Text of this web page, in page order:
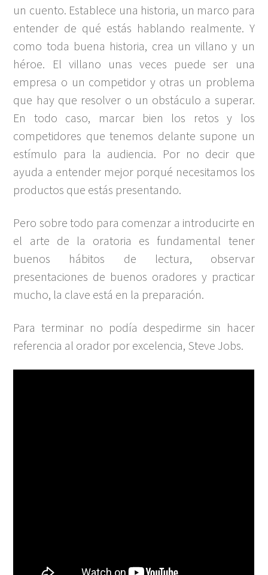
un cuento. Establece una historia, un marco para
entender de qué estás hablando realmente. Y
como toda buena historia, crea un villano y un
héroe. El villano unas veces puede ser una
empresa o un competidor y otras un problema
que hay que resolver o un obstáculo a superar.
En todo caso, marcar bien los retos y los
competidores que tenemos delante supone un
estímulo para la audiencia. Por no decir que
ayuda a entender mejor porqué necesitamos los
productos que estás presentando.
Pero sobre todo para comenzar a introducirte en
el arte de la oratoria es fundamental tener
buenos hábitos de lectura, observar
presentaciones de buenos oradores y practicar
mucho, la clave está en la preparación.
Para terminar no podía despedirme sin hacer
referencia al orador por excelencia, Steve Jobs.